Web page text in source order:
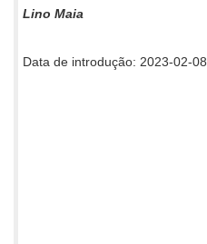
Lino Maia
Data de introdução: 2023-02-08